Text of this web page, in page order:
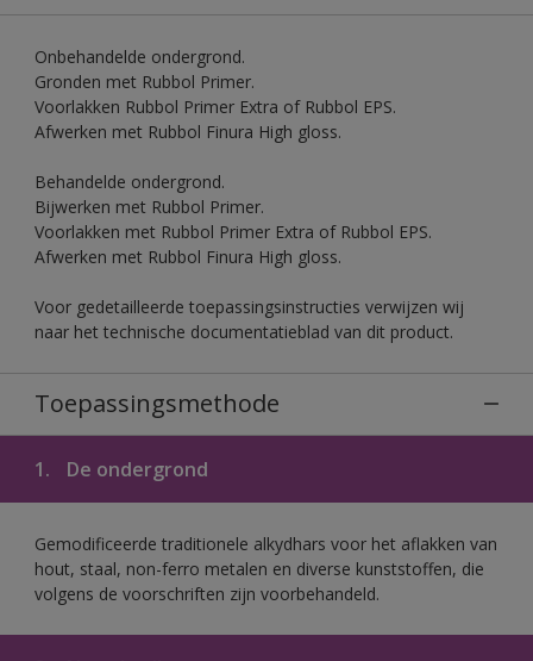
Onbehandelde ondergrond.
Gronden met Rubbol Primer.
Voorlakken Rubbol Primer Extra of Rubbol EPS.
Afwerken met Rubbol Finura High gloss.
Behandelde ondergrond.
Bijwerken met Rubbol Primer.
Voorlakken met Rubbol Primer Extra of Rubbol EPS.
Afwerken met Rubbol Finura High gloss.
Voor gedetailleerde toepassingsinstructies verwijzen wij
naar het technische documentatieblad van dit product.
Toepassingsmethode
1. De ondergrond
Gemodificeerde traditionele alkydhars voor het aflakken van
hout, staal, non-ferro metalen en diverse kunststoffen, die
volgens de voorschriften zijn voorbehandeld.